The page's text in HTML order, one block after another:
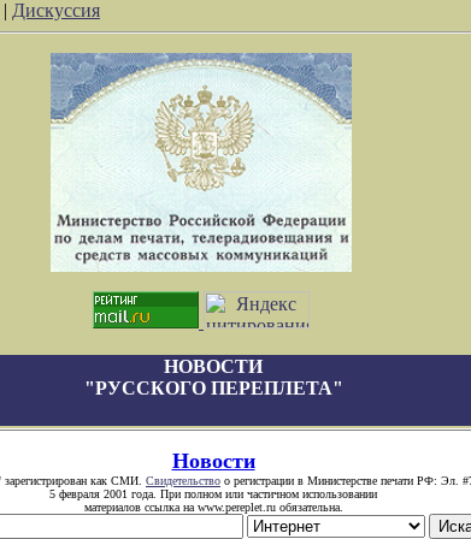
| Дискуссия
НОВОСТИ
"РУССКОГО ПЕРЕПЛЕТА"
Новости
зарегистрирован как СМИ. Свидетельство о регистрации в Министерстве печати РФ: Эл.
5 февраля 2001 года. При полном или частичном использовании
материалов ссылка на www.pereplet.ru обязательна.